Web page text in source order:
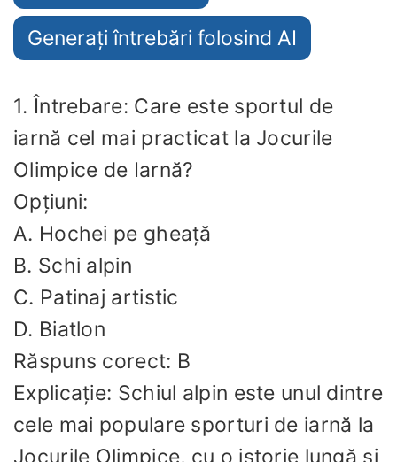
Generați întrebări folosind AI
1. Întrebare: Care este sportul de
iarnă cel mai practicat la Jocurile
Olimpice de Iarnă?
Opțiuni:
A. Hochei pe gheață
B. Schi alpin
C. Patinaj artistic
D. Biatlon
Răspuns corect: B
Explicație: Schiul alpin este unul dintre
cele mai populare sporturi de iarnă la